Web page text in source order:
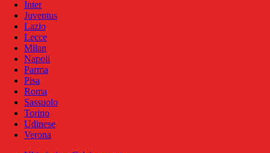
Inter
Juventus
Lazio
Lecce
Milan
Napoli
Parma
Pisa
Roma
Sassuolo
Torino
Udinese
Verona